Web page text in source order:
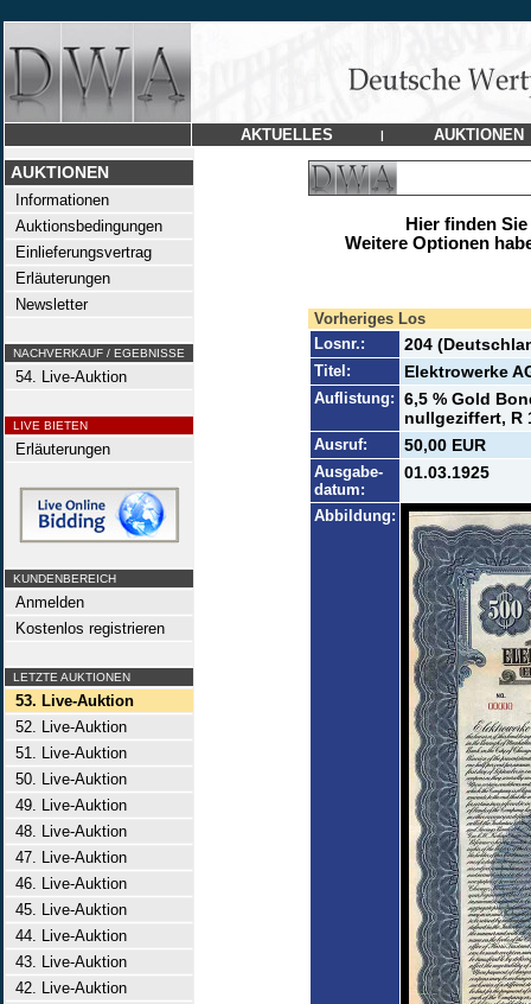
AKTUELLES | AUKTIONEN
AUKTIONEN
Informationen
Auktionsbedingungen
Einlieferungsvertrag
Erläuterungen
Newsletter
NACHVERKAUF / EGEBNISSE
54. Live-Auktion
LIVE BIETEN
Erläuterungen
KUNDENBEREICH
Anmelden
Kostenlos registrieren
LETZTE AUKTIONEN
53. Live-Auktion
52. Live-Auktion
51. Live-Auktion
50. Live-Auktion
49. Live-Auktion
48. Live-Auktion
47. Live-Auktion
46. Live-Auktion
45. Live-Auktion
44. Live-Auktion
43. Live-Auktion
42. Live-Auktion
Hier finden
Weitere Optionen
Vorheriges Los
Losnr.:
204
Titel: Elektrowerke
Auflistung: 6,5 % Gold
nullgeziffert, R
Ausruf: 50,00 EUR
Ausgabe-
datum:
01.03.1925
Abbildung: